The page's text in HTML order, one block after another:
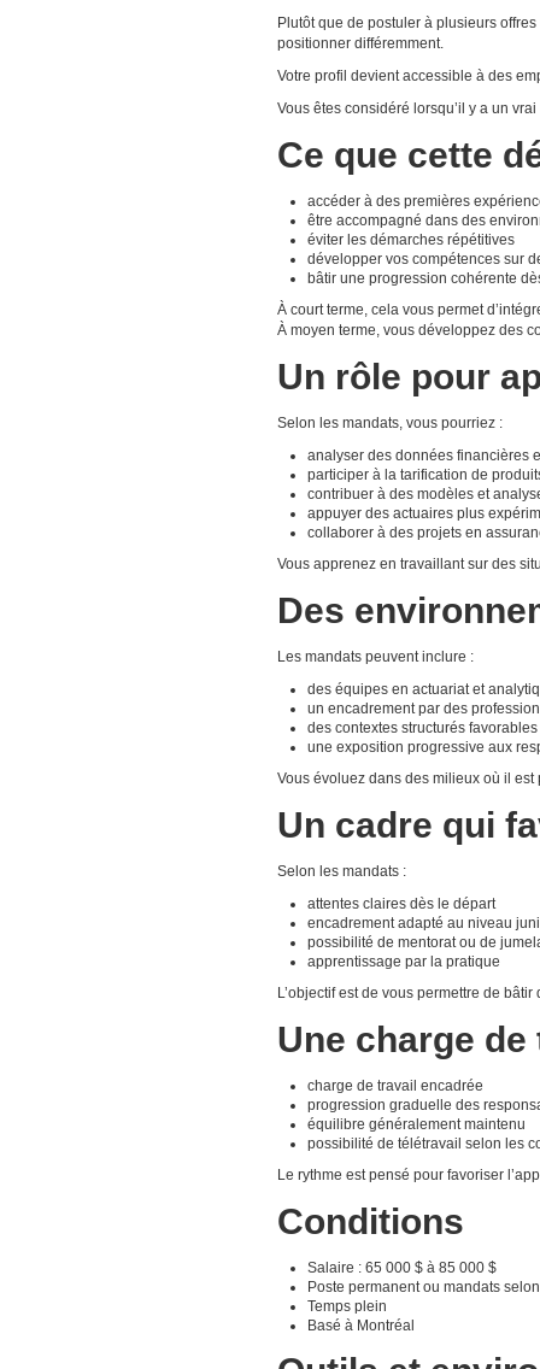
Plutôt que de postuler à plusieurs
positionner différemment.
Votre profil devient accessible à des
Vous êtes considéré lorsqu’il y a un
Ce que cette
accéder à des premières
être accompagné dans des
éviter les démarches répétitives
développer vos compétences sur
bâtir une progression cohérente
À court terme, cela vous permet
À moyen terme, vous développez des
Un rôle pour
Selon les mandats, vous pourriez :
analyser des données financières
participer à la tarification de
contribuer à des modèles et
appuyer des actuaires plus
collaborer à des projets en
Vous apprenez en travaillant sur des
Des
Les mandats peuvent inclure :
des équipes en actuariat et
un encadrement par des
des contextes structurés
une exposition progressive aux
Vous évoluez dans des milieux où il
Un cadre qui
Selon les mandats :
attentes claires dès le départ
encadrement adapté au niveau
possibilité de mentorat ou de
apprentissage par la pratique
L’objectif est de vous permettre de
Une charge
charge de travail encadrée
progression graduelle des
équilibre généralement maintenu
possibilité de télétravail selon les
Le rythme est pensé pour favoriser
Conditions
Salaire : 65 000 $ à 85 000 $
Poste permanent ou mandats
Temps plein
Basé à Montréal